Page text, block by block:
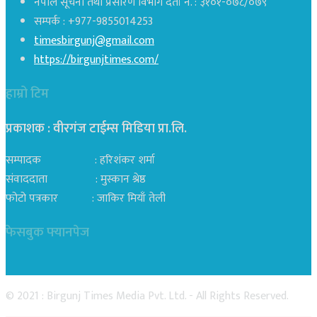
सम्पर्क : +977-9855014253
timesbirgunj@gmail.com
https://birgunjtimes.com/
हाम्रो टिम
प्रकाशक : वीरगंज टाईम्स मिडिया प्रा‍.लि.
सम्पादक : हरिशंकर शर्मा
संवाददाता : मुस्कान श्रेष्ठ
फोटो पत्रकार : जाकिर मियाँ तेली
फेसबुक फ्यानपेज
© 2021 : Birgunj Times Media Pvt. Ltd. - All Rights Reserved.